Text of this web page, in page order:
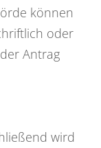
können
oder
Antrag
wird